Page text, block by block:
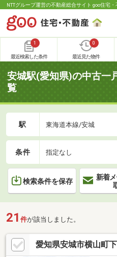
NTTグループ運営の不動産総合サイト goo住宅・
1
最近検索した条件
0
最近見た物件
安城駅(愛知県)の中古一
覧
駅 東海道本線/安城
条件 指定なし
検索条件を保存
新着
21 件が該当しました。
愛知県安城市横山町